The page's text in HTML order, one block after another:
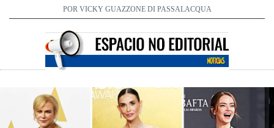
POR VICKY GUAZZONE DI PASSALACQUA